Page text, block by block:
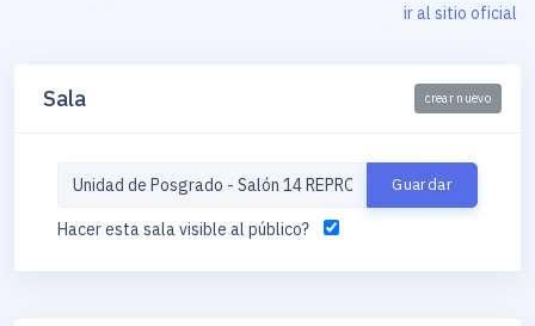
ir al sitio oficial
Sala crear nuevo
Hacer esta sala visible al público?